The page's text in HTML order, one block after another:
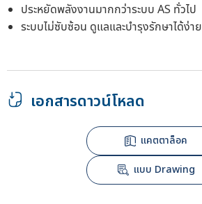
ประหยัดพลังงานมากกว่าระบบ AS ทั่วไป
ระบบไม่ซับซ้อน ดูแลและบำรุงรักษาได้ง่าย
เอกสารดาวน์โหลด
แคตตาล็อค
แบบ Drawing